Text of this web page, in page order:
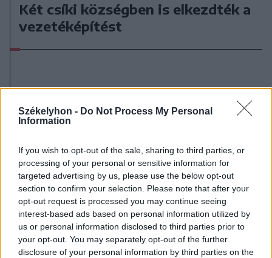
Székelyhon - Do Not Process My Personal
Information
If you wish to opt-out of the sale, sharing to third parties, or
processing of your personal or sensitive information for
targeted advertising by us, please use the below opt-out
section to confirm your selection. Please note that after your
opt-out request is processed you may continue seeing
interest-based ads based on personal information utilized by
us or personal information disclosed to third parties prior to
your opt-out. You may separately opt-out of the further
disclosure of your personal information by third parties on the
Két csíki községben is elkezdték a
vezetéképítést